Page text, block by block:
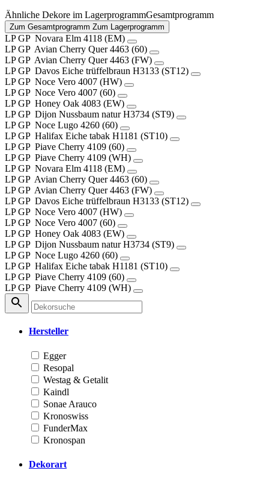
Ähnliche Dekore im LagerprogrammGesamtprogramm
Zum Gesamtprogramm Zum Lagerprogramm
LP GP Novara Elm 4118 (EM)
LP GP Avian Cherry Quer 4463 (60)
LP GP Avian Cherry Quer 4463 (FW)
LP GP Davos Eiche trüffelbraun H3133 (ST12)
LP GP Noce Vero 4007 (HW)
LP GP Noce Vero 4007 (60)
LP GP Honey Oak 4083 (EW)
LP GP Dijon Nussbaum natur H3734 (ST9)
LP GP Noce Lugo 4260 (60)
LP GP Halifax Eiche tabak H1181 (ST10)
LP GP Piave Cherry 4109 (60)
LP GP Piave Cherry 4109 (WH)
LP GP Novara Elm 4118 (EM)
LP GP Avian Cherry Quer 4463 (60)
LP GP Avian Cherry Quer 4463 (FW)
LP GP Davos Eiche trüffelbraun H3133 (ST12)
LP GP Noce Vero 4007 (HW)
LP GP Noce Vero 4007 (60)
LP GP Honey Oak 4083 (EW)
LP GP Dijon Nussbaum natur H3734 (ST9)
LP GP Noce Lugo 4260 (60)
LP GP Halifax Eiche tabak H1181 (ST10)
LP GP Piave Cherry 4109 (60)
LP GP Piave Cherry 4109 (WH)
Hersteller
Egger
Resopal
Westag & Getalit
Kaindl
Sonae Arauco
Kronoswiss
FunderMax
Kronospan
Dekorart